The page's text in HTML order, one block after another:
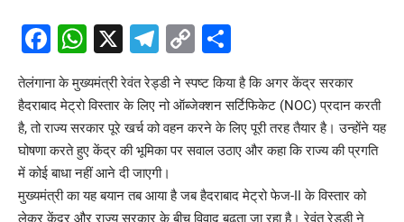
Facebook
WhatsApp
X Telegram
Copy
Link
तेलंगाना के मुख्यमंत्री रेवंत रेड्डी ने स्पष्ट किया है कि अगर केंद्र सरकार
हैदराबाद मेट्रो विस्तार के लिए नो ऑब्जेक्शन सर्टिफिकेट (NOC) प्रदान करती
है, तो राज्य सरकार पूरे खर्च को वहन करने के लिए पूरी तरह तैयार है। उन्होंने यह
घोषणा करते हुए केंद्र की भूमिका पर सवाल उठाए और कहा कि राज्य की प्रगति
में कोई बाधा नहीं आने दी जाएगी।
मुख्यमंत्री का यह बयान तब आया है जब हैदराबाद मेट्रो फेज-II के विस्तार को